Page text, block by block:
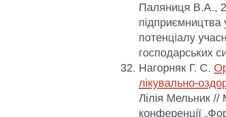
Паляниця В.А.,
підприємництва
потенціалу
господарських
Нагорняк Г. С.
лікувально-
Лілія Мельник //
конференції